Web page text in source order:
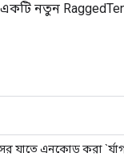
নতুন
যাতে এনকোড করা